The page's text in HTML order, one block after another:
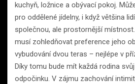
kuchyň, ložnice a obývací pokoj.
pro oddělené jídelny, i když většina
společnou, ale prostornější
musí zohledňovat preference jeho
vybudování dvou teras – nejlépe v
Díky tomu bude mít každá rodina
odpočinku. V zájmu zachování